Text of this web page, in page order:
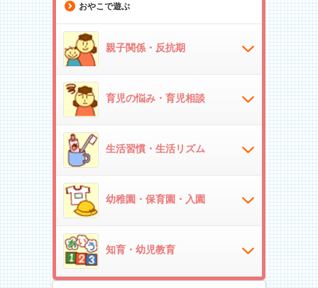
おやこで遊ぶ
親子関係・反抗期
育児の悩み・育児相談
生活習慣・生活リズム
幼稚園・保育園・入園
知育・幼児教育